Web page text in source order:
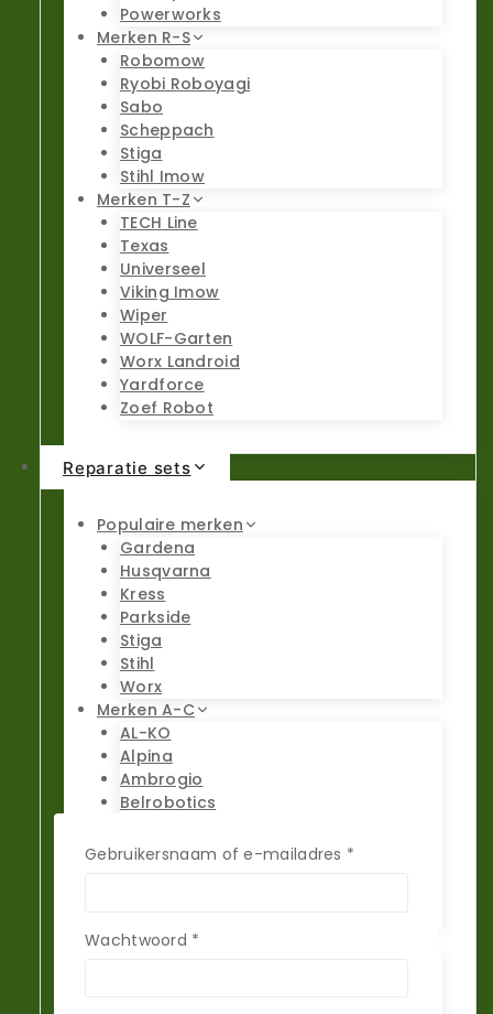
Powerworks
Merken R-S
Robomow
Ryobi Roboyagi
Sabo
Scheppach
Stiga
Stihl Imow
Merken T-Z
TECH Line
Texas
Universeel
Viking Imow
Wiper
WOLF-Garten
Worx Landroid
Yardforce
Zoef Robot
Reparatie sets
Populaire merken
Gardena
Husqvarna
Kress
Parkside
Stiga
Stihl
Worx
Merken A-C
AL-KO
Alpina
Ambrogio
Belrobotics
Bosch Indego
Merken D-F
Gebruikersnaam of e-mailadres *
Wachtwoord *